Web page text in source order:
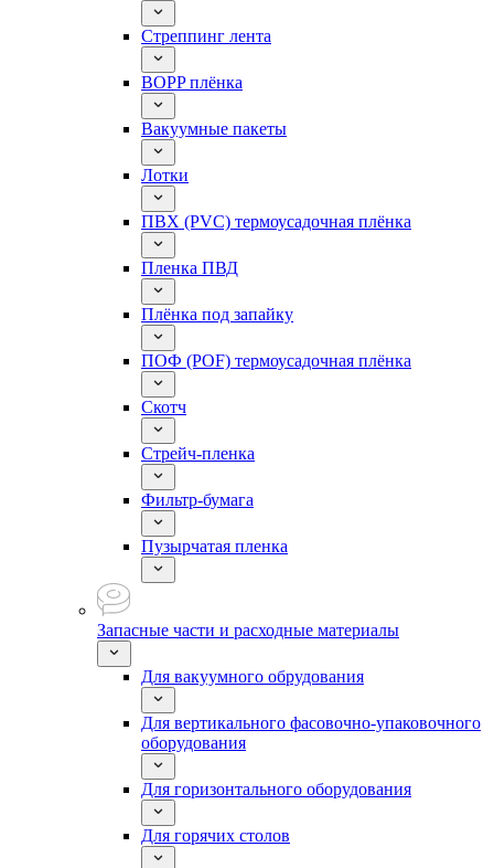
Стреппинг лента
BOPP плёнка
Вакуумные пакеты
Лотки
ПВХ (PVC) термоусадочная плёнка
Пленка ПВД
Плёнка под запайку
ПОФ (POF) термоусадочная плёнка
Скотч
Стрейч-пленка
Фильтр-бумага
Пузырчатая пленка
Запасные части и расходные материалы
Для вакуумного обрудования
Для вертикального фасовочно-упаковочного
оборудования
Для горизонтального оборудования
Для горячих столов